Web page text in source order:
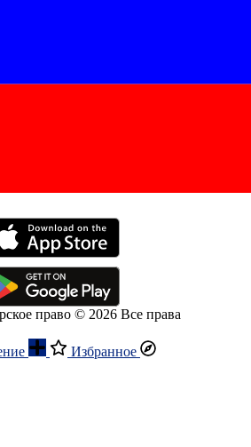
право © 2026 Все права
Избранное